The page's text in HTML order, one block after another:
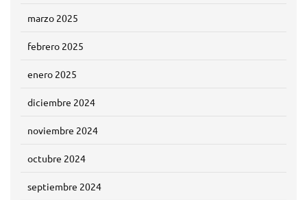
marzo 2025
febrero 2025
enero 2025
diciembre 2024
noviembre 2024
octubre 2024
septiembre 2024